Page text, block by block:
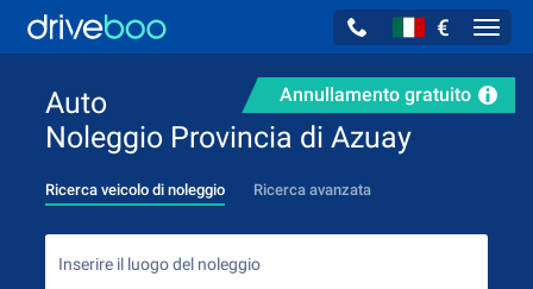
€
Annullamento gratuito
Auto
Noleggio Provincia di Azuay
Ricerca veicolo di noleggio Ricerca avanzata
Inserire il luogo del noleggio